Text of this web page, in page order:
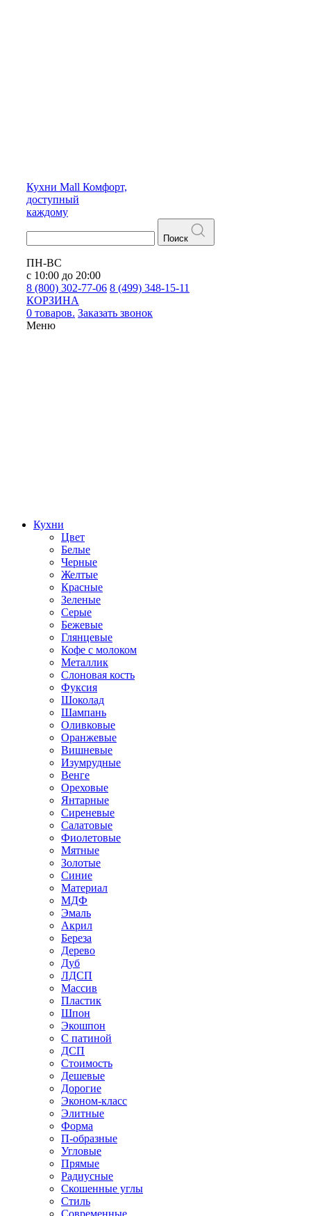
Кухни Mall Комфорт,
доступный
каждому
Поиск
ПН-ВС
с 10:00 до 20:00
8 (800) 302-77-06 8 (499) 348-15-11
КОРЗИНА
0 товаров. Заказать звонок
Меню
Кухни
Цвет
Белые
Черные
Желтые
Красные
Зеленые
Серые
Бежевые
Глянцевые
Кофе с молоком
Металлик
Слоновая кость
Фуксия
Шоколад
Шампань
Оливковые
Оранжевые
Вишневые
Изумрудные
Венге
Ореховые
Янтарные
Сиреневые
Салатовые
Фиолетовые
Мятные
Золотые
Синие
Материал
МДФ
Эмаль
Акрил
Береза
Дерево
Дуб
ЛДСП
Массив
Пластик
Шпон
Экошпон
С патиной
ДСП
Стоимость
Дешевые
Дорогие
Эконом-класс
Элитные
Форма
П-образные
Угловые
Прямые
Радиусные
Скошенные углы
Стиль
Современные